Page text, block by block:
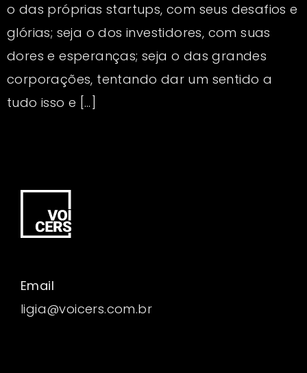
o das próprias startups, com seus desafios e
glórias; seja o dos investidores, com suas
dores e esperanças; seja o das grandes
corporações, tentando dar um sentido a
tudo isso e […]
Email
ligia@voicers.com.br